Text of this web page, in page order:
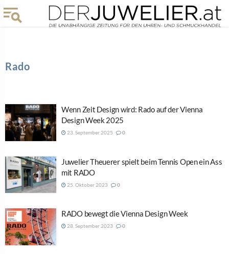
Rado
Wenn Zeit Design wird: Rado auf der Vienna
Design Week 2025
23. September 2025 0
Juwelier Theuerer spielt beim Tennis Open ein Ass
mit RADO
25. Oktober 2023 0
RADO bewegt die Vienna Design Week
28. September 2023 0